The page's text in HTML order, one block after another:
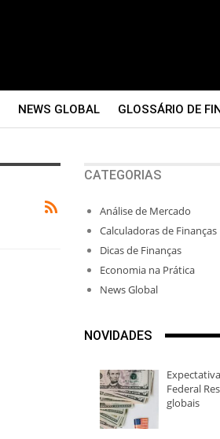
NEWS GLOBAL GLOSSÁRIO DE
CATEGORIAS
Análise de Mercado
Calculadoras de Finanças
Dicas de Finanças
Economia na Prática
News Global
NOVIDADES
Federal
globais